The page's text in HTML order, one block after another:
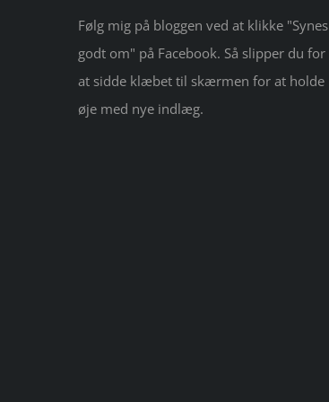
Følg mig på bloggen ved at klikke "Synes
godt om" på Facebook. Så slipper du for
at sidde klæbet til skærmen for at holde
øje med nye indlæg.